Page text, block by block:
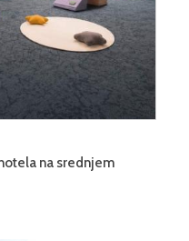
na srednjem